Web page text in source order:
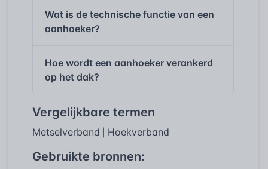
Wat is de technische functie van een
aanhoeker?
Hoe wordt een aanhoeker verankerd
op het dak?
Vergelijkbare termen
Metselverband Hoekverband
Gebruikte bronnen: